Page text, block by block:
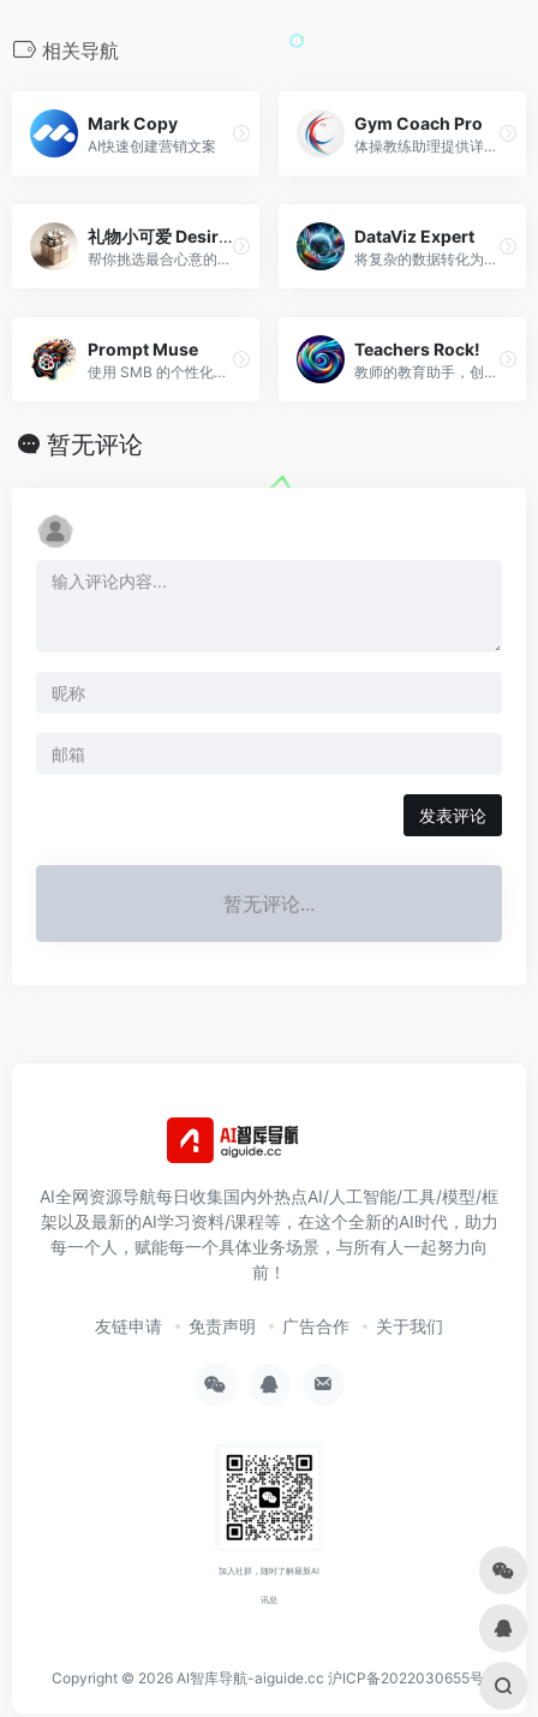
相关导航
Mark Copy
AI快速创建营销文案
Gym Coach Pro
体操教练助理提供详细的练习描述
礼物小可爱 Desirable gift assistant
帮你挑选最合心意的礼物，Sponsor：小红书“ ItsJoe就出行 ”
DataViz Expert
将复杂的数据转化为清晰的视觉效果
Prompt Muse
使用 SMB 的个性化提示前缀扩展现成提示库的实用性。
Teachers Rock!
教师的教育助手，创建 ChatGPT 提示和教学理念。
暂无评论
发表评论
暂无评论...
AI全网资源导航每日收集国内外热点AI/人工智能/工具/模型/框
架以及最新的AI学习资料/课程等，在这个全新的AI时代，助力
每一个人，赋能每一个具体业务场景，与所有人一起努力向
前！
友链申请 免责声明 广告合作 关于我们
加入社群，随时了解最新AI
讯息
Copyright © 2026 AI智库导航-aiguide.cc 沪ICP备2022030655号